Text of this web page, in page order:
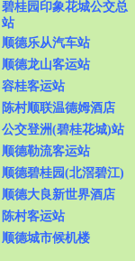
碧桂园印象花城公交总
站
顺德乐从汽车站
顺德龙山客运站
容桂客运站
陈村顺联温德姆酒店
公交登洲(碧桂花城)站
顺德勒流客运站
顺德碧桂园(北滘碧江)
顺德大良新世界酒店
陈村客运站
顺德城市候机楼